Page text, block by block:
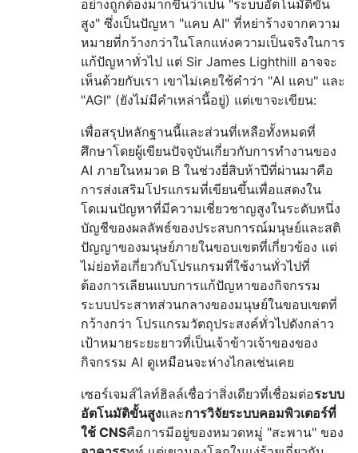
อย่างถูกต้องมากขึ้นว่าเป็น "ระบบอัตโนมัติขั้น
สูง" ซึ่งเป็นปัญหา "แคบ AI" ที่หย่าร้างจากความ
หมายที่กว้างกว่าในโลกแห่งความเป็นจริงในการ
แก้ปัญหาทั่วไป แต่ Sir James Lighthill อาจจะ
เห็นด้วยกับเรา เขาไม่เคยใช้คำว่า "AI แคบ" และ
"AGI" (ยังไม่มีคำเหล่านี้อยู่) แต่เขาจะเขียน:
เพื่อสรุปหลักฐานนี้และส่วนที่เหลือทั้งหมดที่
ศึกษาโดยผู้เขียนปัจจุบันเกี่ยวกับการทำงานของ
AI ภายในหมวด B ในช่วงยี่สิบห้าปีที่ผ่านมาคือ
การส่งเสริมโปรแกรมที่เขียนขึ้นเพื่อแสดงใน
โดเมนปัญหาที่มีความเชี่ยวชาญสูงในระดับหนึ่ง
บัญชีของผลลัพธ์ของประสบการณ์มนุษย์และสติ
ปัญญาของมนุษย์ภายในขอบเขตที่เกี่ยวข้อง แต่
ไม่ย่อท้อเกี่ยวกับโปรแกรมที่ใช้งานทั่วไปที่
ต้องการเลียนแบบการแก้ปัญหาของกิจกรรม
ระบบประสาทส่วนกลางของมนุษย์ในขอบเขตที่
กว้างกว่า โปรแกรมวัตถุประสงค์ทั่วไปดังกล่าว
เป้าหมายระยะยาวที่เป็นเจ้าข้าวเจ้าของของ
กิจกรรม AI ดูเหมือนจะห่างไกลเช่นเคย
เซอร์เจมส์ไลท์ฮิลล์เชื่อว่าสิ่งเดียวที่เชื่อมต่อระบบ
อัตโนมัติขั้นสูงและการวิจัยระบบคอมพิวเตอร์ที่
ใช้ CNSคือการมีอยู่ของหมวดหมู่ "สะพาน" ของ